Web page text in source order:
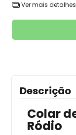
Ver mais detalhes
Descrição
Colar
Ródio